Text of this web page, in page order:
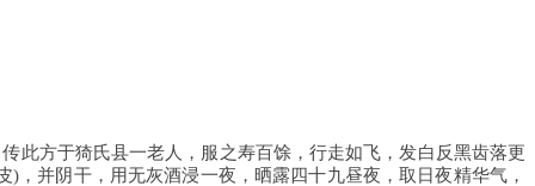
方于猗氏县一老人，服之寿百馀，行走如飞，发白反黑齿落更
并阴干，用无灰酒浸一夜，晒露四十九昼夜，取日夜精华气，